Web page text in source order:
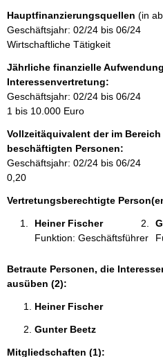
t
i
n
f
o
r
m
t
i
o
n
e
Hauptfinanzierungsquellen (in
Geschäftsjahr: 02/24 bis 06/24
Wirtschaftliche Tätigkeit
Jährliche finanzielle
Interessenvertretung:
Geschäftsjahr: 02/24 bis 06/24
1 bis 10.000 Euro
Vollzeitäquivalent der im
beschäftigten Personen:
Geschäftsjahr: 02/24 bis 06/24
0,20
Vertretungsberechtigte
Heiner Fischer
Funktion: Geschäftsführer
Betraute Personen, die
ausüben (2):
Heiner Fischer
Gunter Beetz
Mitgliedschaften (1):